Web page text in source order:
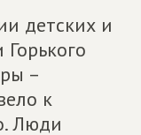
детских и
–
к
Люди